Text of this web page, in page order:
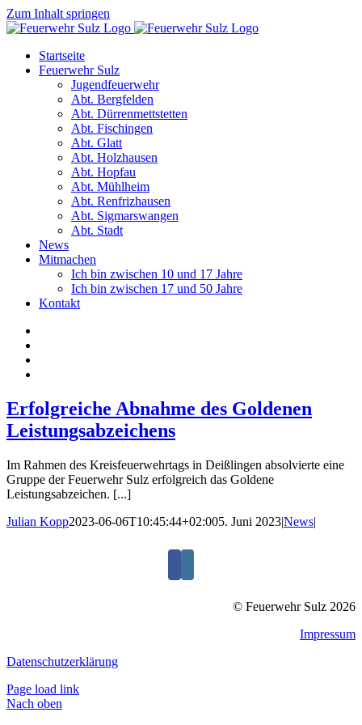
Zum Inhalt springen
Startseite
Feuerwehr Sulz
Jugendfeuerwehr
Abt. Bergfelden
Abt. Dürrenmettstetten
Abt. Fischingen
Abt. Glatt
Abt. Holzhausen
Abt. Hopfau
Abt. Mühlheim
Abt. Renfrizhausen
Abt. Sigmarswangen
Abt. Stadt
News
Mitmachen
Ich bin zwischen 10 und 17 Jahre
Ich bin zwischen 17 und 50 Jahre
Kontakt
Erfolgreiche Abnahme des Goldenen
Leistungsabzeichens
Im Rahmen des Kreisfeuerwehrtags in Deißlingen absolvierte eine
Gruppe der Feuerwehr Sulz erfolgreich das Goldene
Leistungsabzeichen. [...]
Julian Kopp2023-06-06T10:45:44+02:005. Juni 2023|News|
© Feuerwehr Sulz 2026
Impressum
Datenschutzerklärung
Page load link
Nach oben